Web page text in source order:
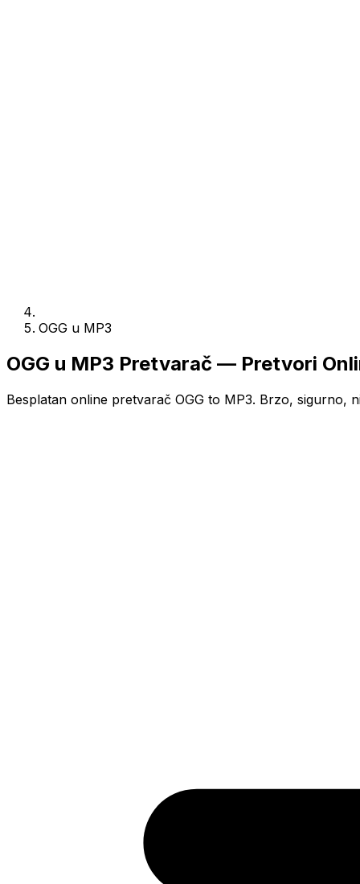
OGG u MP3
OGG u MP3 Pretvarač — Pretvori
Besplatan online pretvarač OGG to MP3. Brzo, sigurno,